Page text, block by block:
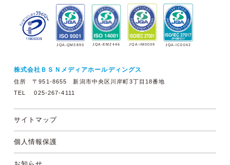
JQA-QM3893 JQA-EM2446 JQA-IM0039 JQA-IC0042
株式会社ＢＳＮメディアホールディングス
住所 〒951-8655 新潟市中央区川岸町3丁目18番地
TEL 025-267-4111
サイトマップ
個人情報保護